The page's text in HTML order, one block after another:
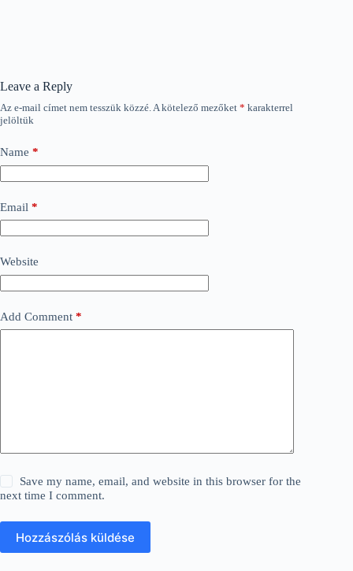
Leave a Reply
Az e-mail címet nem tesszük közzé.A kötelező mezőket * karakterrel
jelöltük
Name *
Email *
Website
Add Comment *
Save my name, email, and website in this browser for the
next time I comment.
Hozzászólás küldése